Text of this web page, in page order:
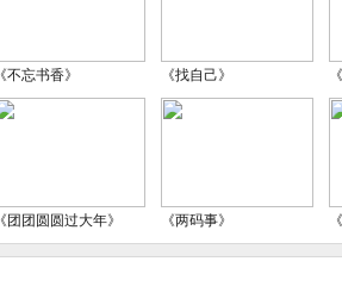
《不忘书香》 《找自己》
《团团圆圆过大年》 《两码事》